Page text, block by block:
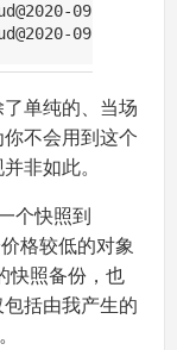
09-29
09-30
单纯的、当场
不会用到这个
非如此。
个快照到
格较低的对象
快照备份，也
括由我产生的